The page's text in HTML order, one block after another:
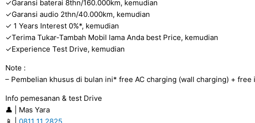
✓Garansi baterai 8thn/160.000km, kemudian
✓Garansi audio 2thn/40.000km, kemudian
✓ 1 Years Interest 0%*, kemudian
✓Terima Tukar-Tambah Mobil lama Anda best Price, kemudian
✓Experience Test Drive, kemudian
Note :
– Pembelian khusus di bulan ini* free AC charging (wall charging) +
Info pemesanan & test Drive
👤 | Mas Yara